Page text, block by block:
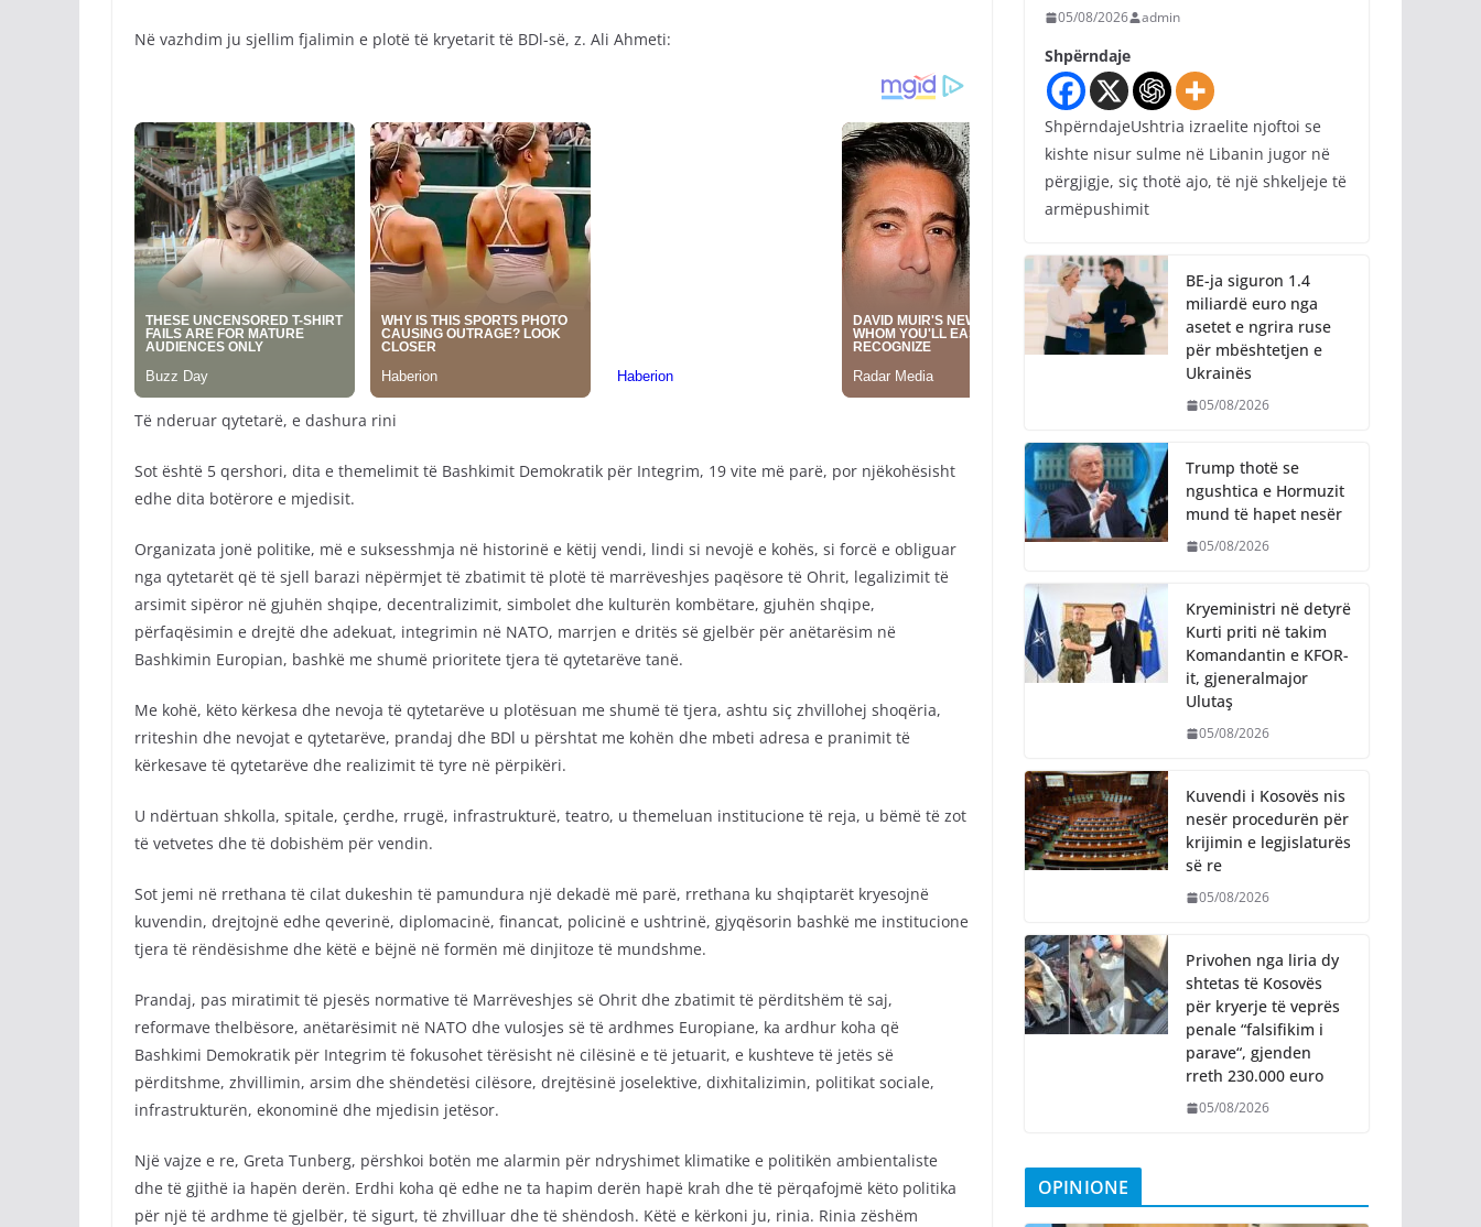
Në vazhdim ju sjellim fjalimin e plotë të kryetarit të BDl-së, z. Ali Ahmeti:
Të nderuar qytetarë, e dashura rini
Sot është 5 qershori, dita e themelimit të Bashkimit Demokratik për Integrim, 19 vite më parë, por njëkohësisht
edhe dita botërore e mjedisit.
Organizata jonë politike, më e suksesshmja në historinë e këtij vendi, lindi si nevojë e kohës, si forcë e obliguar
nga qytetarët që të sjell barazi nëpërmjet të zbatimit të plotë të marrëveshjes paqësore të Ohrit, legalizimit të
arsimit sipëror në gjuhën shqipe, decentralizimit, simbolet dhe kulturën kombëtare, gjuhën shqipe,
përfaqësimin e drejtë dhe adekuat, integrimin në NATO, marrjen e dritës së gjelbër për anëtarësim në
Bashkimin Europian, bashkë me shumë prioritete tjera të qytetarëve tanë.
Me kohë, këto kërkesa dhe nevoja të qytetarëve u plotësuan me shumë të tjera, ashtu siç zhvillohej shoqëria,
rriteshin dhe nevojat e qytetarëve, prandaj dhe BDl u përshtat me kohën dhe mbeti adresa e pranimit të
kërkesave të qytetarëve dhe realizimit të tyre në përpikëri.
U ndërtuan shkolla, spitale, çerdhe, rrugë, infrastrukturë, teatro, u themeluan institucione të reja, u bëmë të zot
të vetvetes dhe të dobishëm për vendin.
Sot jemi në rrethana të cilat dukeshin të pamundura një dekadë më parë, rrethana ku shqiptarët kryesojnë
kuvendin, drejtojnë edhe qeverinë, diplomacinë, financat, policinë e ushtrinë, gjyqësorin bashkë me institucione
tjera të rëndësishme dhe këtë e bëjnë në formën më dinjitoze të mundshme.
Prandaj, pas miratimit të pjesës normative të Marrëveshjes së Ohrit dhe zbatimit të përditshëm të saj,
reformave thelbësore, anëtarësimit në NATO dhe vulosjes së të ardhmes Europiane, ka ardhur koha që
Bashkimi Demokratik për Integrim të fokusohet tërësisht në cilësinë e të jetuarit, e kushteve të jetës së
përditshme, zhvillimin, arsim dhe shëndetësi cilësore, drejtësinë joselektive, dixhitalizimin, politikat sociale,
infrastrukturën, ekonominë dhe mjedisin jetësor.
Një vajze e re, Greta Tunberg, përshkoi botën me alarmin për ndryshimet klimatike e politikën ambientaliste
dhe të gjithë ia hapën derën. Erdhi koha që edhe ne ta hapim derën hapë krah dhe të përqafojmë këto politika
për një të ardhme të gjelbër, të sigurt, të zhvilluar dhe të shëndosh. Këtë e kërkoni ju, rinia. Rinia zëshëm
05/08/2026 admin
Shpërndaje
ShpërndajeUshtria izraelite njoftoi se
kishte nisur sulme në Libanin jugor në
përgjigje, siç thotë ajo, të një shkeljeje të
armëpushimit
BE-ja siguron 1.4
miliardë euro nga
asetet e ngrira ruse
për mbështetjen e
Ukrainës
05/08/2026
Trump thotë se
ngushtica e Hormuzit
mund të hapet nesër
05/08/2026
Kryeministri në detyrë
Kurti priti në takim
Komandantin e KFOR-
it, gjeneralmajor
Ulutaş
05/08/2026
Kuvendi i Kosovës nis
nesër procedurën për
krijimin e legjislaturës
së re
05/08/2026
Privohen nga liria dy
shtetas të Kosovës
për kryerje të veprës
penale “falsifikim i
parave“, gjenden
rreth 230.000 euro
05/08/2026
OPINIONE